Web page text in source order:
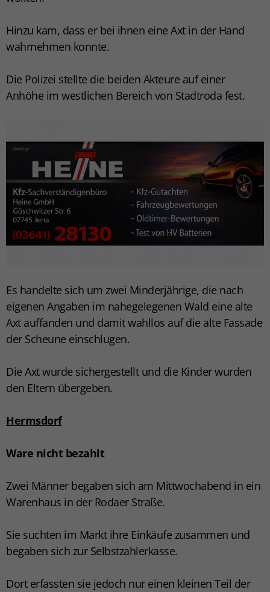
Hinzu kam, dass er bei ihnen eine Axt in der Hand
wahrnehmen konnte.
Die Polizei stellte die beiden Akteure auf einer
Anhöhe im westlichen Bereich von Stadtroda fest.
Es handelte sich um zwei Minderjährige, die nach
eigenen Angaben im nahegelegenen Wald eine alte
Axt auffanden und damit wahllos auf die alte Fassade
der Scheune einschlugen.
Die Axt wurde sichergestellt und die Kinder wurden
den Eltern übergeben.
Hermsdorf
Ware nicht bezahlt
Zwei Männer begaben sich am Mittwochabend in ein
Warenhaus in der Rodaer Straße.
Sie suchten im Markt ihre Einkäufe zusammen und
begaben sich zur Selbstzahlerkasse.
Dort erfassten sie jedoch nur einen kleinen Teil der